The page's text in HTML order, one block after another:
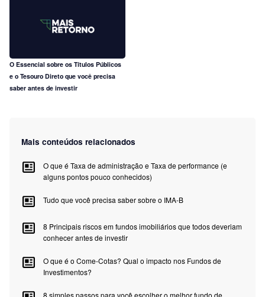
O Essencial sobre os Títulos Públicos
e o Tesouro Direto que você precisa
saber antes de investir
Mais conteúdos relacionados
O que é Taxa de administração e Taxa de performance (e
alguns pontos pouco conhecidos)
Tudo que você precisa saber sobre o IMA-B
8 Principais riscos em fundos imobiliários que todos deveriam
conhecer antes de investir
O que é o Come-Cotas? Qual o impacto nos Fundos de
Investimentos?